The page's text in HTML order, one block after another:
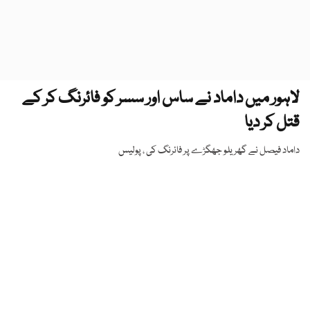
لاہور میں داماد نے ساس اور سسر کو فائرنگ کر کے
قتل کر دیا
داماد فیصل نے گھریلو جھگڑے پر فائرنگ کی ، پولیس